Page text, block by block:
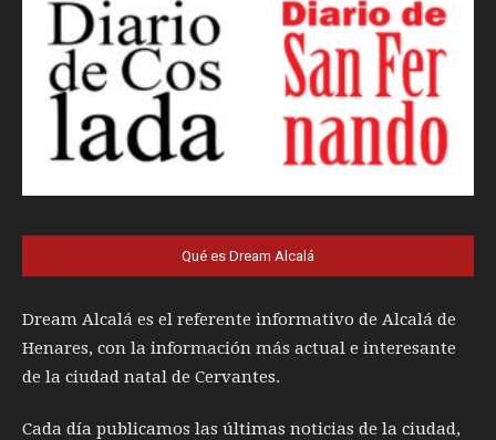
Qué es Dream Alcalá
Dream Alcalá es el referente informativo de Alcalá de
Henares, con la información más actual e interesante
de la ciudad natal de Cervantes.
Cada día publicamos las últimas noticias de la ciudad,